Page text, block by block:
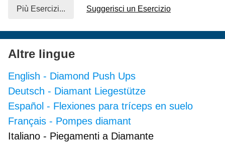
Più Esercizi... Suggerisci un Esercizio
Altre lingue
English - Diamond Push Ups
Deutsch - Diamant Liegestütze
Español - Flexiones para tríceps en suelo
Français - Pompes diamant
Italiano - Piegamenti a Diamante